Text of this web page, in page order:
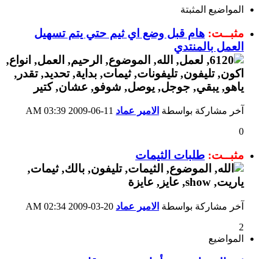
المواضيع المثبتة
مثبــت: هام قبل وضع اي ثيم حتي يتم تسهيل
العمل بالمنتدي
آخر مشاركة بواسطة الامير عماد
03:39 AM
0
مثبــت: طلبات الثيمات
آخر مشاركة بواسطة الامير عماد
02:34 AM
2
المواضيع